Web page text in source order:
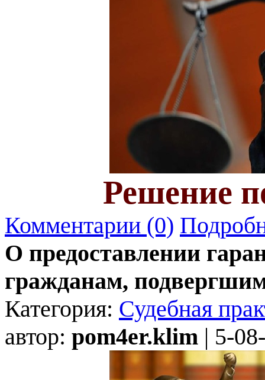
Решение
Комментарии (0)
О предоставлении
гражданам,
Категория: Судебная
автор: pom4er.klim | 5-